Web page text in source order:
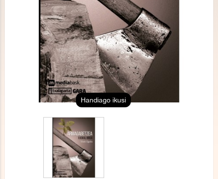
Handiago ikusi